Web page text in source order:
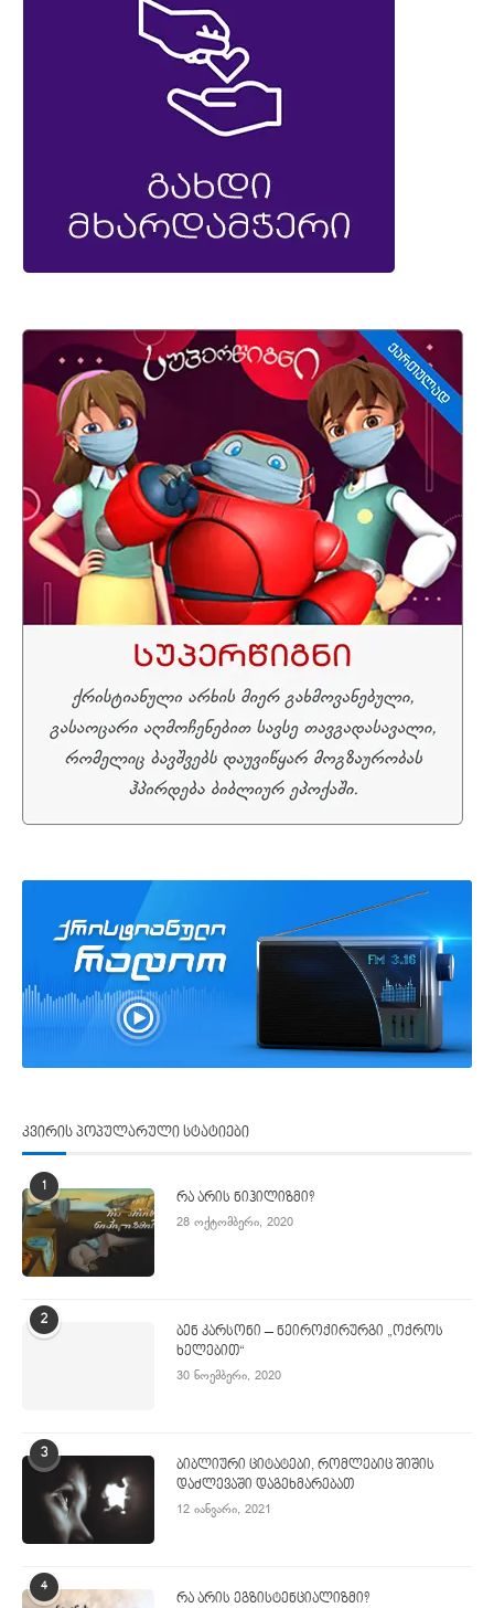
კვირის პოპულარული სტატიები
1
რა არის ნიჰილიზმი?
28 ოქტომბერი, 2020
2
ბენ კარსონი – ნეიროქირურგი „ოქროს
ხელებით“
30 ნოემბერი, 2020
3
ბიბლიური ციტატები, რომლებიც შიშის
დაძლევაში დაგეხმარებათ
12 იანვარი, 2021
4
რა არის ეგზისტენციალიზმი?